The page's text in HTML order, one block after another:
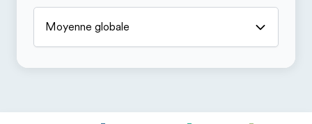
Moyenne globale